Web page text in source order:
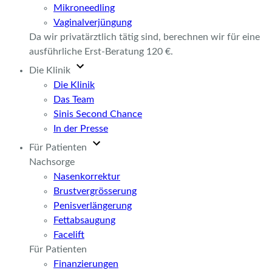
Mikroneedling
Vaginalverjüngung
Da wir privatärztlich tätig sind, berechnen wir für eine
ausführliche Erst-Beratung 120 €.
Die Klinik
Die Klinik
Das Team
Sinis Second Chance
In der Presse
Für Patienten
Nachsorge
Nasenkorrektur
Brustvergrösserung
Penisverlängerung
Fettabsaugung
Facelift
Für Patienten
Finanzierungen